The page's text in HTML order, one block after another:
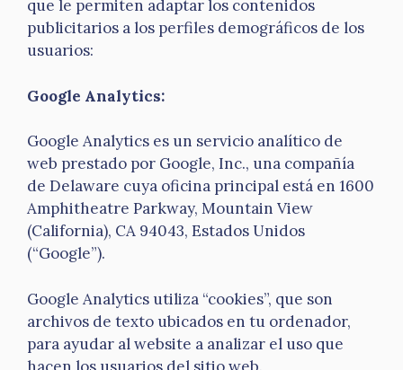
que le permiten adaptar los contenidos
publicitarios a los perfiles demográficos de los
usuarios:
Google Analytics:
Google Analytics es un servicio analítico de
web prestado por Google, Inc., una compañía
de Delaware cuya oficina principal está en 1600
Amphitheatre Parkway, Mountain View
(California), CA 94043, Estados Unidos
(“Google”).
Google Analytics utiliza “cookies”, que son
archivos de texto ubicados en tu ordenador,
para ayudar al website a analizar el uso que
hacen los usuarios del sitio web.